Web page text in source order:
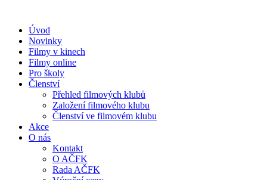
obsahuÚvod
Novinky
Filmy v kinech
Filmy online
Pro školy
Členství
Přehled filmových klubů
Založení filmového klubu
Členství ve filmovém klubu
Akce
O nás
Kontakt
O AČFK
Rada AČFK